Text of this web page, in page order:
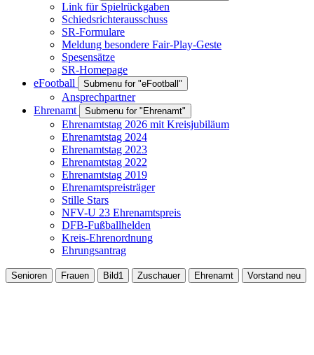
Link für Spielrückgaben
Schiedsrichterausschuss
SR-Formulare
Meldung besondere Fair-Play-Geste
Spesensätze
SR-Homepage
eFootball
Submenu for "eFootball"
Ansprechpartner
Ehrenamt
Submenu for "Ehrenamt"
Ehrenamtstag 2026 mit Kreisjubiläum
Ehrenamtstag 2024
Ehrenamtstag 2023
Ehrenamtstag 2022
Ehrenamtstag 2019
Ehrenamtspreisträger
Stille Stars
NFV-U 23 Ehrenamtspreis
DFB-Fußballhelden
Kreis-Ehrenordnung
Ehrungsantrag
Senioren Frauen Bild1 Zuschauer Ehrenamt Vorstand neu